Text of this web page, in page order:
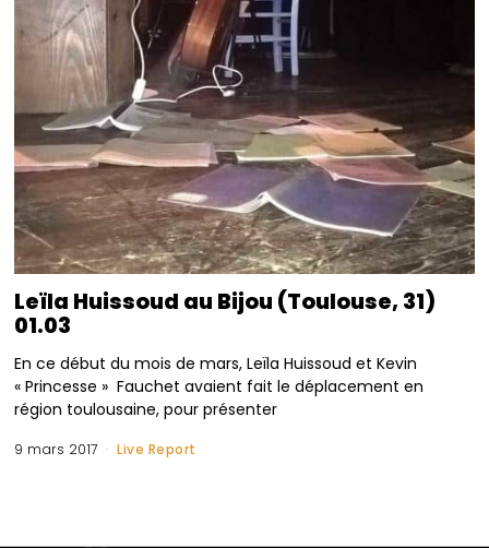
Leïla Huissoud au Bijou (Toulouse, 31)
01.03
En ce début du mois de mars, Leïla Huissoud et Kevin
« Princesse » Fauchet avaient fait le déplacement en
région toulousaine, pour présenter
9 mars 2017 Live Report